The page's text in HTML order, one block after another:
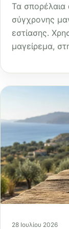
Τα σπορέλαια
σύγχρονης
εστίασης.
μαγείρεμα,
28 Ιουλίου 2026